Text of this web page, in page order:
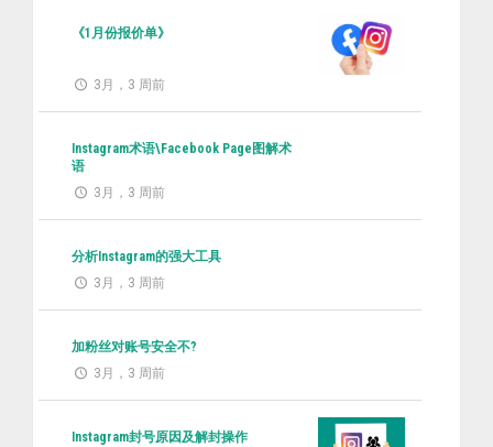
《1月份报价单》
3月，3 周前
Instagram术语\Facebook Page图解术
语
3月，3 周前
分析Instagram的强大工具
3月，3 周前
加粉丝对账号安全不?
3月，3 周前
Instagram封号原因及解封操作